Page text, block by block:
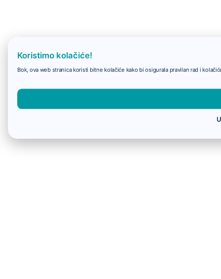
Koristimo kolačiće!
Bok, ova web stranica koristi bitne kolačiće kako bi osigurala pravilan rad i